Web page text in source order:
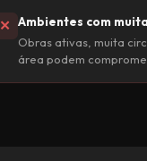
✕ Ambientes com
Obras ativas, muita
área podem